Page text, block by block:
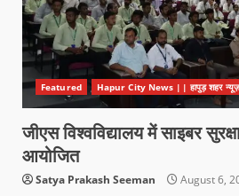
Featured Hapur City News || हापुड़ शहर न्यूज़
जीएस विश्वविद्यालय में साइबर
आयोजित
Satya Prakash Seeman August 6,